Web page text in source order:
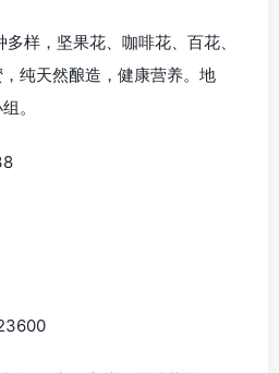
，坚果花、咖啡花、百花、
纯天然酿造，健康营养。地
。